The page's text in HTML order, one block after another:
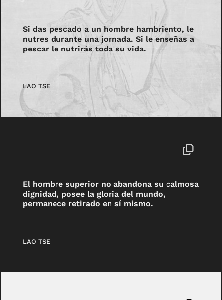
Si das pescado a un hombre hambriento, le
nutres durante una jornada. Si le enseñas a
pescar le nutrirás toda su vida.
LAO TSE
El hombre superior no abandona su calmosa
dignidad, posee la gloria del mundo,
permanece retirado en sí mismo.
LAO TSE